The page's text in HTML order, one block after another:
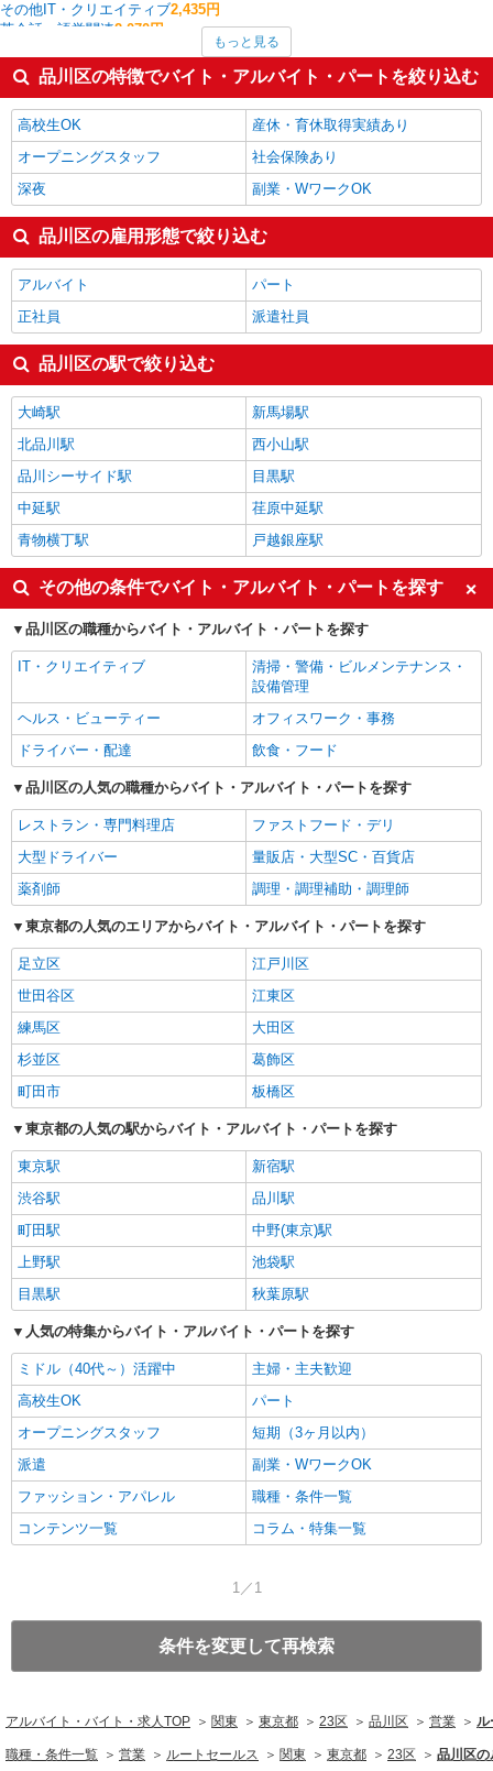
その他IT・クリエイティブ2,435円
英会話・語学関連2,070円
1,911円
経理・人事・労務・総務・法務 1,871円
コールセンター 1,855円
看護師・保健師・看護助手・助産師1,836円
品川区の他の職種の平均時給を見る
もっと見る
品川区の特徴でバイト・アルバイト・パートを絞り込む
高校生OK
産休・育休取得実績あり
オープニングスタッフ
社会保険あり
深夜
副業・WワークOK
品川区の雇用形態で絞り込む
アルバイト
パート
正社員
派遣社員
品川区の駅で絞り込む
大崎駅
新馬場駅
北品川駅
西小山駅
品川シーサイド駅
目黒駅
中延駅
荏原中延駅
青物横丁駅
戸越銀座駅
その他の条件でバイト・アルバイト・パートを探す
品川区の職種からバイト・アルバイト・パートを探す
IT・クリエイティブ
清掃・警備・ビルメンテナンス・
設備管理
ヘルス・ビューティー
オフィスワーク・事務
ドライバー・配達
飲食・フード
品川区の人気の職種からバイト・アルバイト・パートを探す
レストラン・専門料理店
ファストフード・デリ
大型ドライバー
量販店・大型SC・百貨店
薬剤師
調理・調理補助・調理師
東京都の人気のエリアからバイト・アルバイト・パートを探す
足立区
江戸川区
世田谷区
江東区
練馬区
大田区
杉並区
葛飾区
町田市
板橋区
東京都の人気の駅からバイト・アルバイト・パートを探す
東京駅
新宿駅
渋谷駅
品川駅
町田駅
中野(東京)駅
上野駅
池袋駅
目黒駅
秋葉原駅
人気の特集からバイト・アルバイト・パートを探す
ミドル（40代～）活躍中
主婦・主夫歓迎
高校生OK
パート
オープニングスタッフ
短期（3ヶ月以内）
派遣
副業・WワークOK
ファッション・アパレル
職種・条件一覧
コンテンツ一覧
コラム・特集一覧
1／1
条件を変更して再検索
アルバイト・バイト・求人TOP 関東 東京都 23区 品川区 営業 ル
職種・条件一覧 営業 ルートセールス 関東 東京都 23区 品川区の